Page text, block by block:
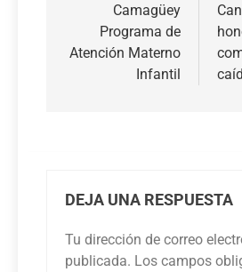
entradas
Camagüey
Programa de
Atención Materno
Infantil
DEJA UNA RESPUESTA
Tu dirección de correo
publicada. Los campos